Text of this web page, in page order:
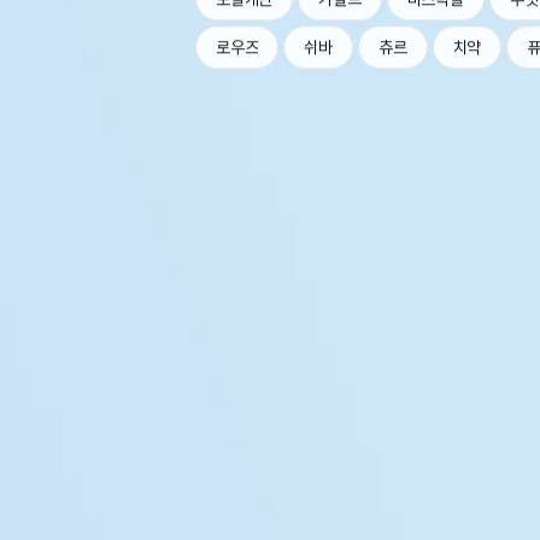
로우즈 쉬바 츄르 치약